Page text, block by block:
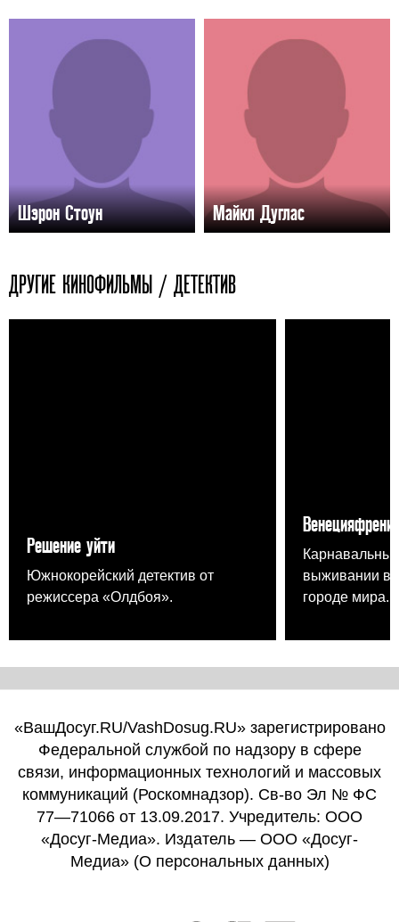
Шэрон Стоун Майкл Дуглас
ДРУГИЕ КИНОФИЛЬМЫ / ДЕТЕКТИВ
Решение уйти
Южнокорейский детектив от
режиссера «Олдбоя».
выживании в
городе мира.
«ВашДосуг.RU/VashDosug.RU» зарегистрировано
Федеральной службой по надзору в сфере
связи, информационных технологий и массовых
коммуникаций (Роскомнадзор). Св-во Эл № ФС
77—71066 от 13.09.2017. Учредитель: ООО
«Досуг-Медиа». Издатель — ООО «Досуг-
Медиа» (О персональных данных)